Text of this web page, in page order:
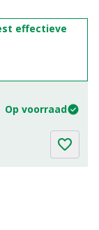
effectieve
Op voorraad